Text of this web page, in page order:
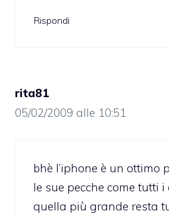
Rispondi
rita81
05/02/2009 alle 10:51
bhè l’iphone è un ottimo
le sue pecche come tutti
quella più grande resta